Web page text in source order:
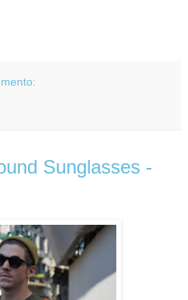
Sunglasses -